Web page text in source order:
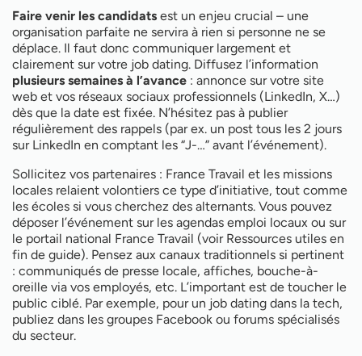
Faire venir les candidats est un enjeu crucial – une
organisation parfaite ne servira à rien si personne ne se
déplace. Il faut donc communiquer largement et
clairement sur votre job dating. Diffusez l’information
plusieurs semaines à l’avance : annonce sur votre site
web et vos réseaux sociaux professionnels (LinkedIn, X…)
dès que la date est fixée. N’hésitez pas à publier
régulièrement des rappels (par ex. un post tous les 2 jours
sur LinkedIn en comptant les “J-…” avant l’événement).
Sollicitez vos partenaires : France Travail et les missions
locales relaient volontiers ce type d’initiative, tout comme
les écoles si vous cherchez des alternants. Vous pouvez
déposer l’événement sur les agendas emploi locaux ou sur
le portail national France Travail (voir Ressources utiles en
fin de guide). Pensez aux canaux traditionnels si pertinent
: communiqués de presse locale, affiches, bouche-à-
oreille via vos employés, etc. L’important est de toucher le
public ciblé. Par exemple, pour un job dating dans la tech,
publiez dans les groupes Facebook ou forums spécialisés
du secteur.